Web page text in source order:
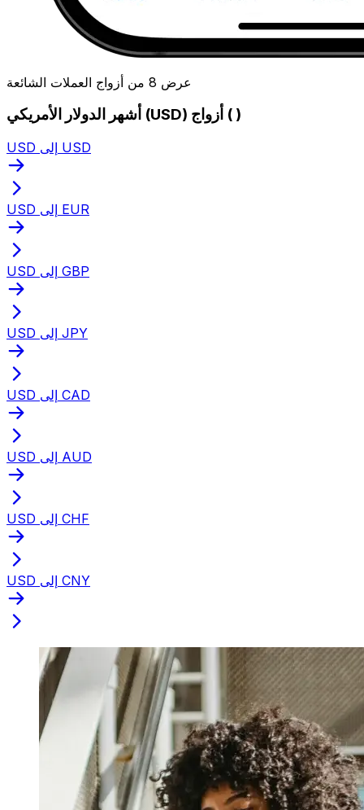
عرض 8 من أزواج العملات الشائعة
أشهر الدولار الأمريكي (USD) أزواج ( )
USD إلى USD
USD إلى EUR
USD إلى GBP
USD إلى JPY
USD إلى CAD
USD إلى AUD
USD إلى CHF
USD إلى CNY